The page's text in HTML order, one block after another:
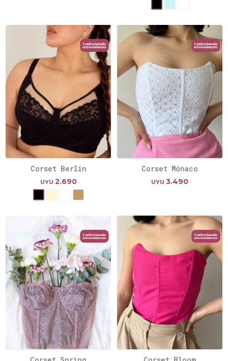
Corset Berlin
UYU 2.690
Corset Mónaco
UYU 3.490